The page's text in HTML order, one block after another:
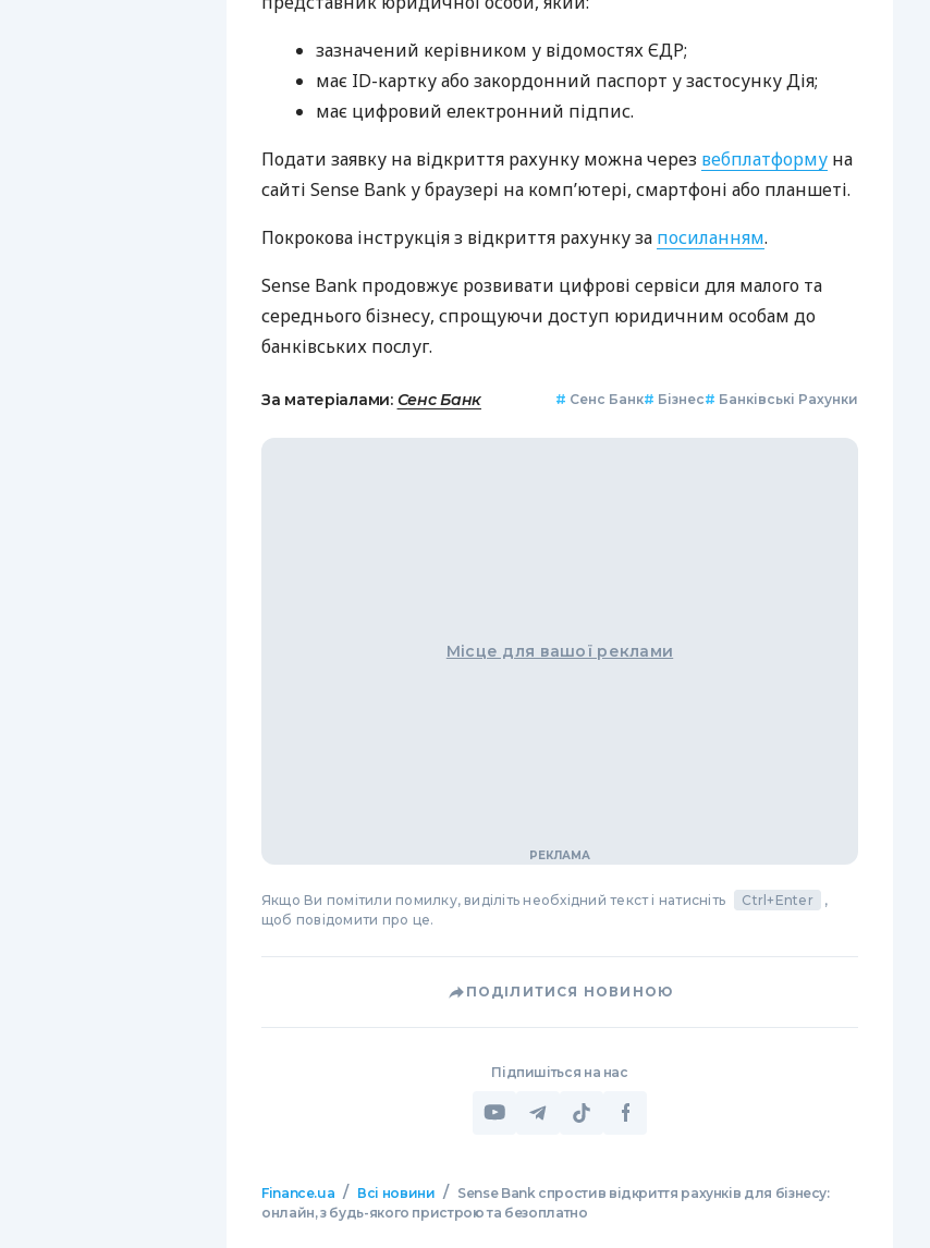
зазначений керівником у відомостях ЄДР;
має ID-картку або закордонний паспорт у застосунку Дія;
має цифровий електронний підпис.
Подати заявку на відкриття рахунку можна через вебплатформу на
сайті Sense Bank у браузері на комп’ютері, смартфоні або планшеті.
Покрокова інструкція з відкриття рахунку за посиланням.
Sense Bank продовжує розвивати цифрові сервіси для малого та
середнього бізнесу, спрощуючи доступ юридичним особам до
банківських послуг.
За матеріалами: Сенс Банк # Сенс Банк# Бізнес# Банківські Рахунки
Місце для вашої реклами
Якщо Ви помітили помилку, виділіть необхідний текст і натисніть Ctrl+Enter
,
щоб повідомити про це.
ПОДІЛИТИСЯ НОВИНОЮ
Підпишіться на нас
Finance.ua / Всі новини / Sense Bank спростив відкриття рахунків для бізнесу:
онлайн, з будь-якого пристрою та безоплатно